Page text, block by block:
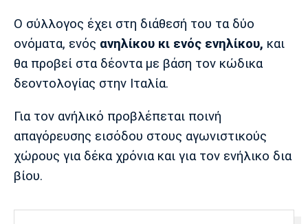
Μάντσεστερ
Γιουνάιτεντ
Άρσεναλ
Λίβερπουλ
Μάντσεστερ
Γιουβέντους
Ο σύλλογος έχει στη διάθεσή του τα δύο
ονόματα, ενός ανηλίκου κι ενός ενηλίκου, και
θα προβεί στα δέοντα με βάση τον κώδικα
δεοντολογίας στην Ιταλία.
Για τον ανήλικό προβλέπεται ποινή
απαγόρευσης εισόδου στους αγωνιστικούς
χώρους για δέκα χρόνια και για τον ενήλικο δια
βίου.